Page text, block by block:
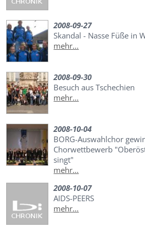
2008-09-27
Skandal - Nasse Füße in
mehr...
2008-09-30
Besuch aus Tschechien
mehr...
2008-10-04
BORG-Auswahlchor
Chorwettbewerb
singt"
mehr...
2008-10-07
AIDS-PEERS
mehr...